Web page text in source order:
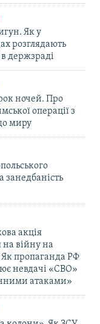
Як у
розглядають
держзраді
ночей. Про
операції з
миру
занедбаність
акція
на війну на
пропаганда РФ
невдачі «СВО»
атаками»